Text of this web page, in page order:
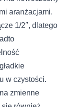
aranżacjami.
1/2″, dlatego
w czystości.
zmienne